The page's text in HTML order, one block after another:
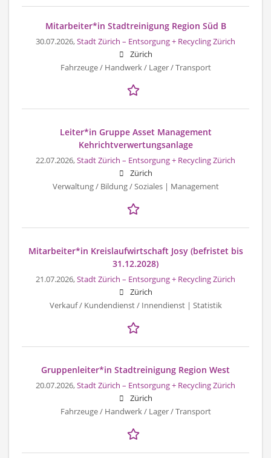
Mitarbeiter*in Stadtreinigung Region Süd B
30.07.2026,Stadt Zürich – Entsorgung + Recycling Zürich
Zürich
Fahrzeuge / Handwerk / Lager / Transport
Leiter*in Gruppe Asset Management
Kehrichtverwertungsanlage
22.07.2026,Stadt Zürich – Entsorgung + Recycling Zürich
Zürich
Verwaltung / Bildung / Soziales | Management
Mitarbeiter*in Kreislaufwirtschaft Josy (befristet bis
31.12.2028)
21.07.2026,Stadt Zürich – Entsorgung + Recycling Zürich
Zürich
Verkauf / Kundendienst / Innendienst | Statistik
Gruppenleiter*in Stadtreinigung Region West
20.07.2026,Stadt Zürich – Entsorgung + Recycling Zürich
Zürich
Fahrzeuge / Handwerk / Lager / Transport